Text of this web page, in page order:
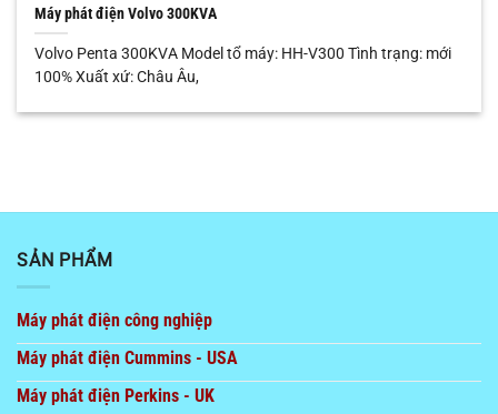
Máy phát điện Volvo 300KVA
Volvo Penta 300KVA Model tổ máy: HH-V300 Tình trạng: mới
100% Xuất xứ: Châu Âu,
SẢN PHẨM
Máy phát điện công nghiệp
Máy phát điện Cummins - USA
Máy phát điện Perkins - UK